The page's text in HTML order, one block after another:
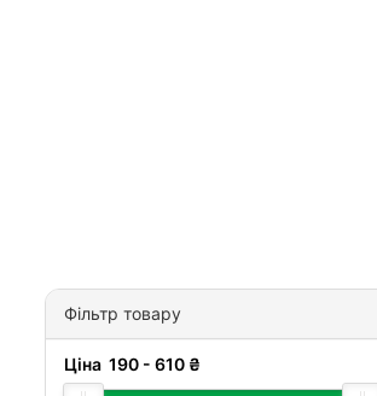
Наявність
Немає у наявності